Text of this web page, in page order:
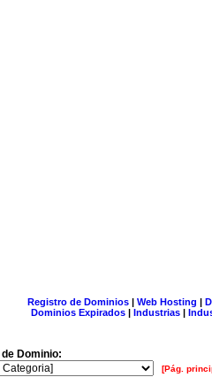
Registro de Dominios| Web Hosting |
Dominios Expirados | Industrias |
Dominio:
[Pág.